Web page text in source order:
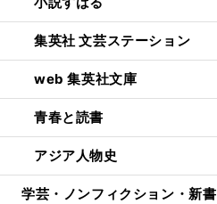
集英社 文芸ステーション
web 集英社文庫
青春と読書
アジア人物史
学芸・ノンフィクション・新書